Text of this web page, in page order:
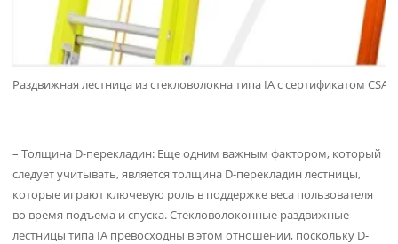
Раздвижная лестница из стекловолокна типа IA с сертификатом CSA
– Толщина D-перекладин: Еще одним важным фактором, который
следует учитывать, является толщина D-перекладин лестницы,
которые играют ключевую роль в поддержке веса пользователя
во время подъема и спуска. Стекловолоконные раздвижные
лестницы типа IA превосходны в этом отношении, поскольку D-